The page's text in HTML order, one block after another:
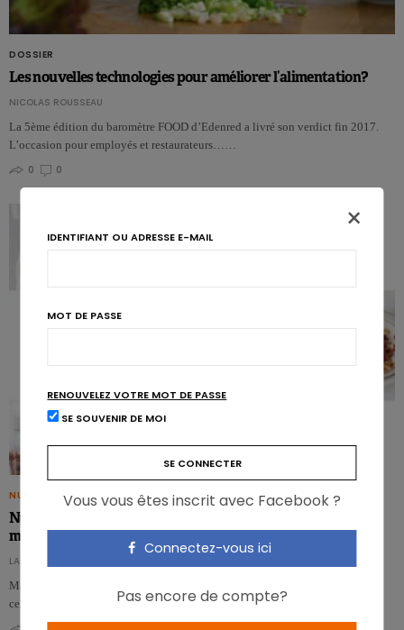
DOSSIER
Les nouvelles technologies pour améliorer l’alimentation?
NICOLAS ROUSSEAU
La 5ème édition du baromètre FOOD d’Edenred a livré son verdict fin 2017.
L’occasion pour employés et restaurateurs……
0
0
NUTRIGRAPHICS
Nutrigraphics: 6 bonnes résolutions pour changer les
mauvaises habitudes
LA RÉDACTION - DE REDACTIE
Manger sainement n’est pas aussi difficile que cela puisse paraître, même si
cela peut sembler……
×
IDENTIFIANT OU ADRESSE E-MAIL
MOT DE PASSE
RENOUVELEZ VOTRE MOT DE PASSE
SE SOUVENIR DE MOI
Vous vous êtes inscrit avec Facebook ?
Connectez-vous ici
Pas encore de compte?